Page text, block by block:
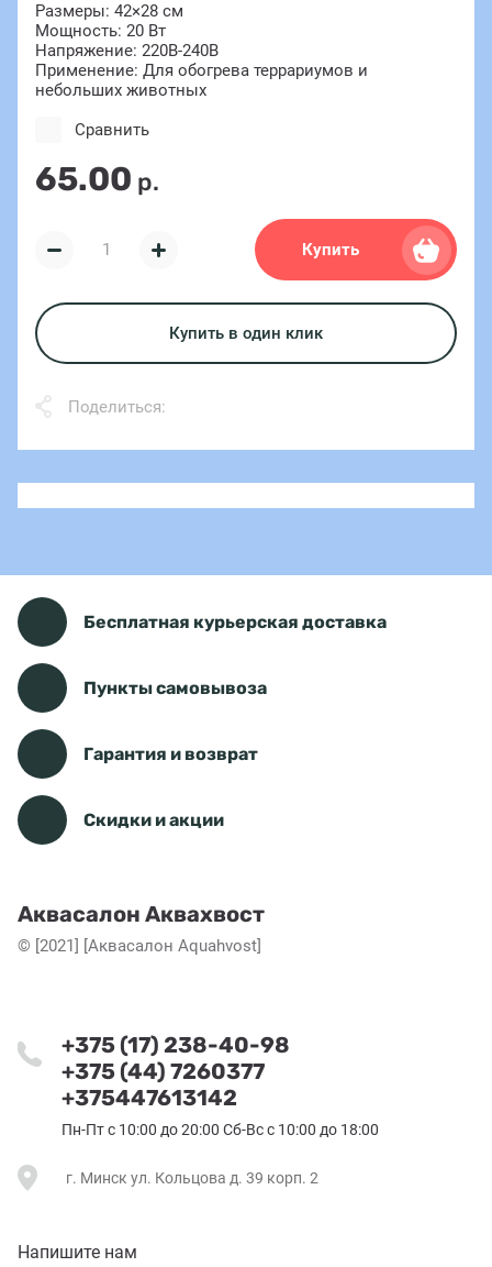
Размеры: 42×28 см
Мощность: 20 Вт
Напряжение: 220В-240В
Применение: Для обогрева террариумов и
небольших животных
65.00 р.
Сравнить
Купить
Купить в один клик
Поделиться:
Бесплатная курьерская доставка
Пункты самовывоза
Гарантия и возврат
Скидки и акции
Аквасалон Аквахвост
© [2021] [Аквасалон Aquahvost]
+375 (17) 238-40-98
+375 (44) 7260377
+375447613142
Пн-Пт с 10:00 до 20:00 Сб-Вс с 10:00 до 18:00
г. Минск ул. Кольцова д. 39 корп. 2
Напишите нам